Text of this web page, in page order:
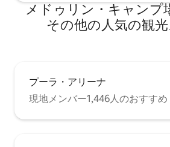
メドゥリン・キャンプ
そ⁠の⁠他⁠の人⁠気⁠の観⁠
プーラ・アリーナ
現地メンバー1,446人のおすすめ